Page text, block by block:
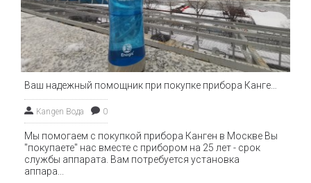
Ваш надежный помощник при покупке прибора Канген в Москве
Kangen Вода 0
Мы помогаем с покупкой прибора Канген в Москве Вы
"покупаете" нас вместе с прибором на 25 лет - срок
службы аппарата. Вам потребуется установка
аппара...